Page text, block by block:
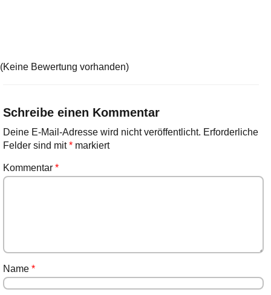
(Keine Bewertung vorhanden)
Schreibe einen Kommentar
Deine E-Mail-Adresse wird nicht veröffentlicht. Erforderliche
Felder sind mit*markiert
Kommentar *
Name *